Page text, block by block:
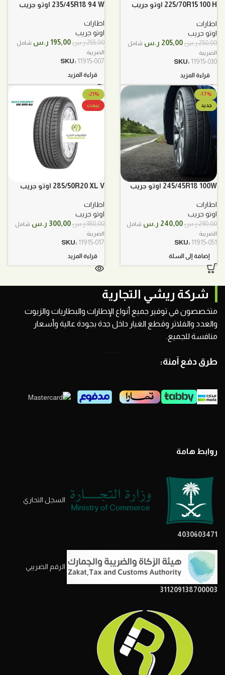
225/70R15 100 H اوتو جريب
اطارات
اوتو جريب
250,00ر.س السعر
هو:
205,00 ر.س السعر
شامل
الضريبة
SKU: 11915-030
قراءة المزيد
235/45R18 94 W اوتو جريب
اطارات
اوتو جريب
255,00ر.س السعر
هو:
195,00 ر.س السعر
شامل
الضريبة
SKU: 11915-007
قراءة المزيد
-17%
جديد
245/45R18 100W اوتو جريب
اطارات
اوتو جريب
290,00ر.س السعر
هو:
240,00 ر.س السعر
شامل
الضريبة
SKU: 11915-051
إضافة إلى السلة
-21%
بيعت
285/50R20 XL V اوتو جريب
اطارات
اوتو جريب
380,00ر.س السعر
هو:
300,00 ر.س السعر
شامل
الضريبة
SKU: 11915-017
قراءة المزيد
شركة ريشي التجارية
متخصصون في توفير جميع أنواع الإطارات والبطاريات والزيوت
والعدد والفلاتر وقطع الغيار داخل جدة بجودة عالية وأسعار
منافسة للجميع.
طرق دفع آمنة:
روابط هامة
السجل التحاري
4030603471
الرقم الضريبي
311209138700003